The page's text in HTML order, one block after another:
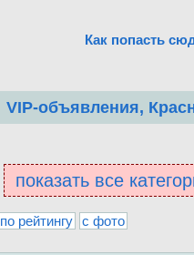
Как попасть
VIP-объявления,
показать все
по рейтингу с фото